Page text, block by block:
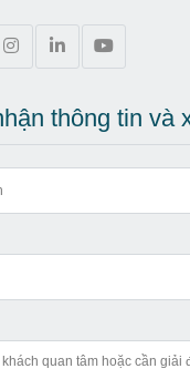
thông tin và